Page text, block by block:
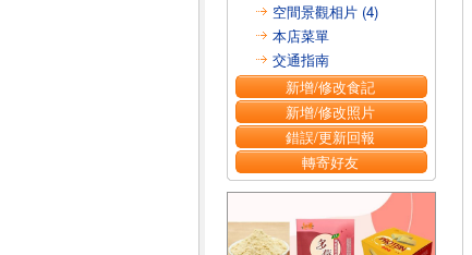
空間景觀相片 (4)
本店菜單
交通指南
新增/修改食記
新增/修改照片
錯誤/更新回報
轉寄好友